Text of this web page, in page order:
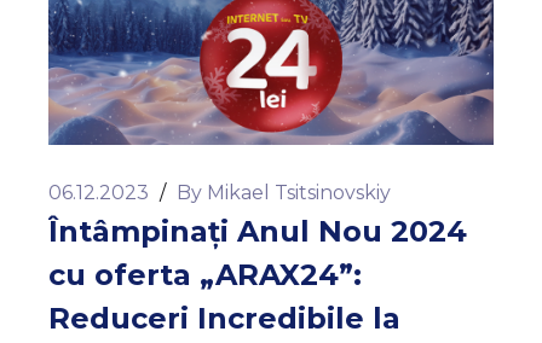
06.12.2023 / By Mikael Tsitsinovskiy
Întâmpinați Anul Nou 2024
cu oferta „ARAX24”:
Reduceri Incredibile la